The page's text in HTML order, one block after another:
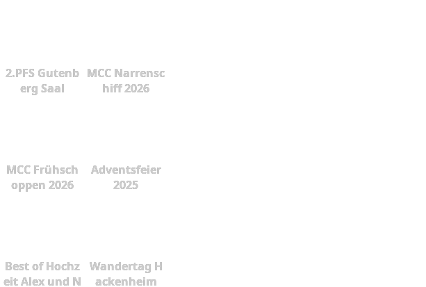
2.PFS Gutenb
erg Saal
MCC Narrensc
hiff 2026
MCC Frühsch
oppen 2026
Adventsfeier
2025
Best of Hochz
eit Alex und N
Wandertag H
ackenheim